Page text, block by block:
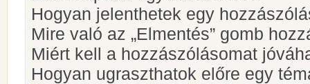
Hogyan jelenthetek egy
Mire való az „Elmentés” gomb
Miért kell a hozzászólásomat
Hogyan ugraszthatok előre egy